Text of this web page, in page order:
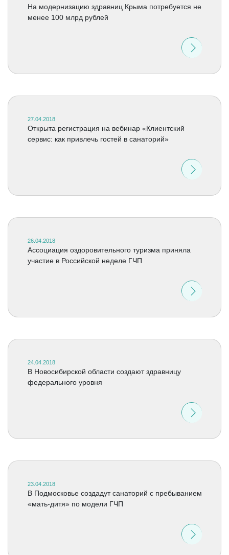
На модернизацию здравниц Крыма потребуется не
менее 100 млрд рублей
27.04.2018
Открыта регистрация на вебинар «Клиентский
сервис: как привлечь гостей в санаторий»
26.04.2018
Ассоциация оздоровительного туризма приняла
участие в Российской неделе ГЧП
24.04.2018
В Новосибирской области создают здравницу
федерального уровня
23.04.2018
В Подмосковье создадут санаторий с пребыванием
«мать-дитя» по модели ГЧП